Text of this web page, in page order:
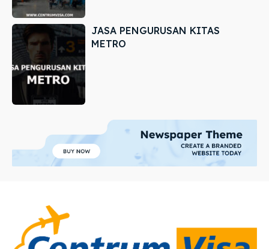
JASA PENGURUSAN KITAS
METRO